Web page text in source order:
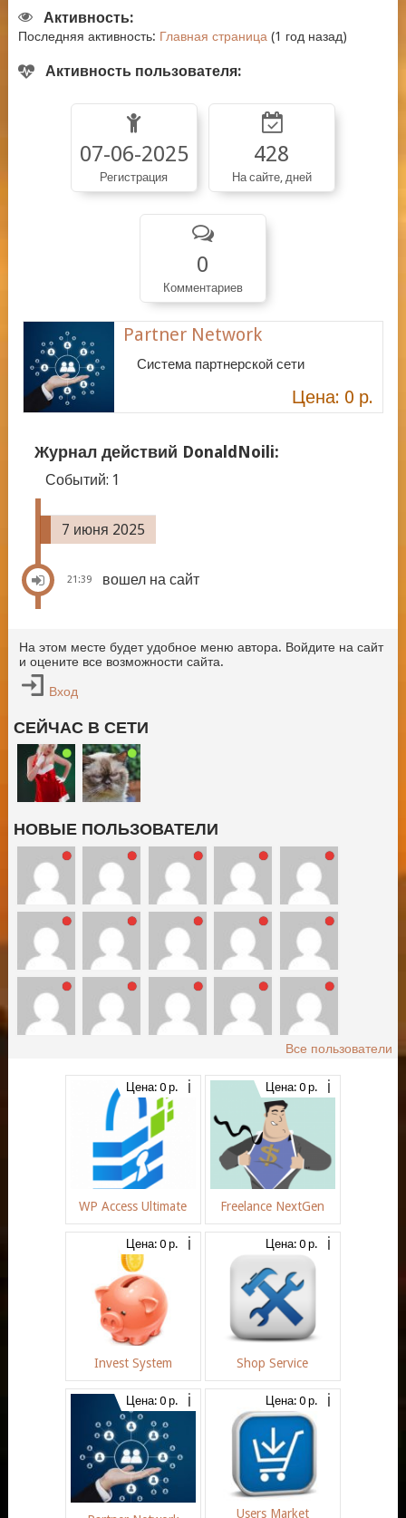
Активность:
Последняя активность: Главная страница (1 год назад)
Активность пользователя:
07-06-2025
Регистрация
428
На сайте, дней
0
Комментариев
Partner Network
Система партнерской сети
Цена: 0 р.
Журнал действий DonaldNoili:
Событий: 1
7 июня 2025
21:39 вошел на сайт
На этом месте будет удобное меню автора. Войдите на сайт
и оцените все возможности сайта.
Вход
СЕЙЧАС В СЕТИ
НОВЫЕ ПОЛЬЗОВАТЕЛИ
Все пользователи
Цена: 0 р.
WP Access Ultimate
Цена: 0 р.
Freelance NextGen
Цена: 0 р.
Invest System
Цена: 0 р.
Shop Service
Цена: 0 р. Цена: 0 р.
Users Market